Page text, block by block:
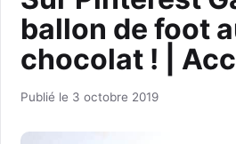
ballon de foot
chocolat ! |
Publié le 3 octobre 2019